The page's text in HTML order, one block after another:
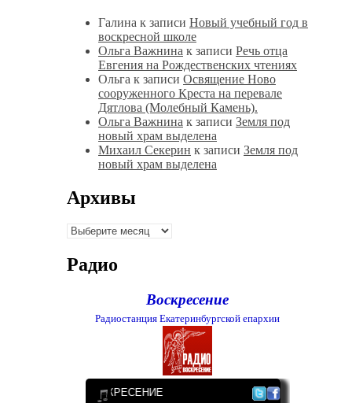
Галина к записи Новый учебный год в
воскресной школе
Ольга Важнина к записи Речь отца
Евгения на Рождественских чтениях
Ольга к записи Освящение Ново
сооруженного Креста на перевале
Дятлова (Молебный Камень).
Ольга Важнина к записи Земля под
новый храм выделена
Михаил Секерин к записи Земля под
новый храм выделена
Архивы
Архивы
Радио
Воскресение
Радиостанция Екатеринбургской епархии